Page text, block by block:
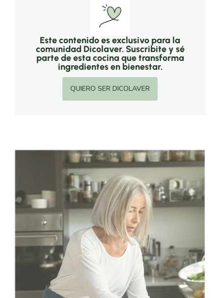
Este contenido es exclusivo para la
comunidad Dicolaver. Suscribite y sé
parte de esta cocina que transforma
ingredientes en bienestar.
QUIERO SER DICOLAVER